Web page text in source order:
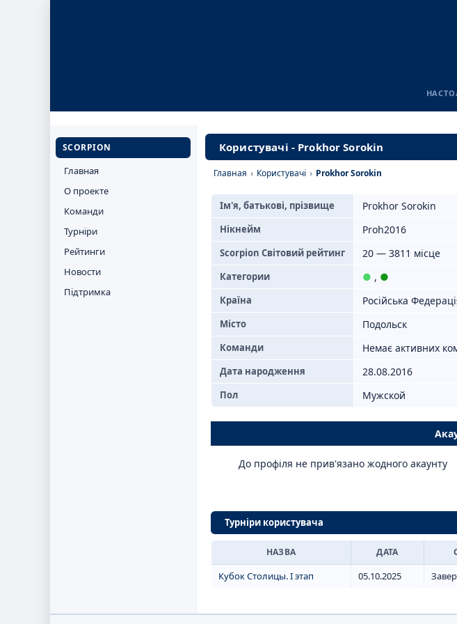
SCORPION
Главная
О проекте
Команди
Турніри
Рейтинги
Новости
Підтримка
Користувачі - Prokhor Sorokin
Главная › Користувачі › Prokhor Sorokin
Ім'я, батькові, прізвище Prokhor Sorokin
Нікнейм Proh2016
Scorpion Світовий рейтинг 20 — 3811 місце
Категории ● , ●
Країна Російська
Місто Подольск
Команди Немає активних
Дата народження 28.08.2016
Пол Мужской
До профіля не прив'язано жодного акаунту
Турніри користувача
НАЗВА ДАТА
Кубок Столицы. I этап 05.10.2025